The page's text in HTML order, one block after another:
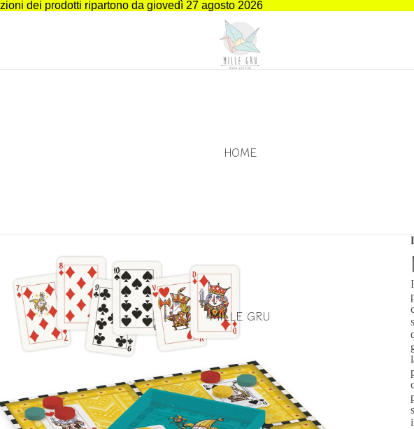
dei prodotti ripartono da giovedì 27 agosto 2026
HOME
MILLE GRU